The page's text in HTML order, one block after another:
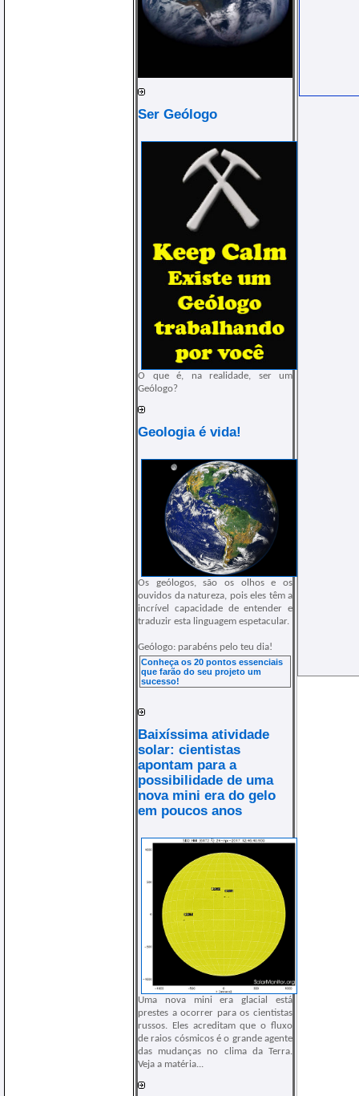
Ser Geólogo
O que é, na realidade, ser um
Geólogo?
Geologia é vida!
Os geólogos, são os olhos e os
ouvidos da natureza, pois eles têm a
incrível capacidade de entender e
traduzir esta linguagem espetacular.
Geólogo: parabéns pelo teu dia!
Conheça os 20 pontos essenciais
que farão do seu projeto um
sucesso!
Baixíssima atividade
solar: cientistas
apontam para a
possibilidade de uma
nova mini era do gelo
em poucos anos
Uma nova mini era glacial está
prestes a ocorrer para os cientistas
russos. Eles acreditam que o fluxo
de raios cósmicos é o grande agente
das mudanças no clima da Terra.
Veja a matéria...